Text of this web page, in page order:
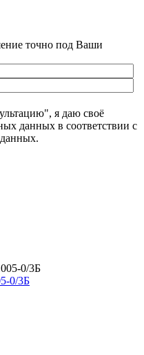
точно под Ваши
я даю своё
данных в соответствии с
0/3Б